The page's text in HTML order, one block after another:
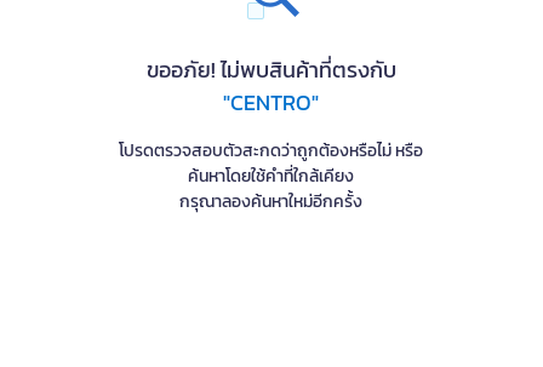
ขออภัย! ไม่พบสินค้าที่ตรงกับ
"CENTRO"
โปรดตรวจสอบตัวสะกดว่าถูกต้องหรือไม่ หรือ
ค้นหาโดยใช้คำที่ใกล้เคียง
กรุณาลองค้นหาใหม่อีกครั้ง